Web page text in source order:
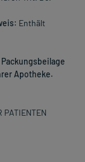
Enthält
Apotheke.
PATIENTEN